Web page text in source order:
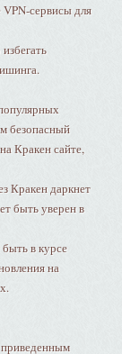
сервисы для
безопасный
Кракен сайте,
Кракен даркнет
быть уверен в
в курсе
на
приведенным